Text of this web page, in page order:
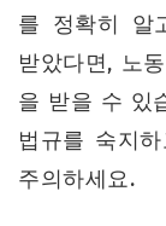
를 정확히 알
받았다면, 노
을 받을 수 있
법규를 숙지
주의하세요.